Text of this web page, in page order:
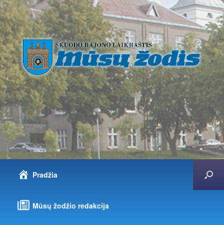
Pradžia
Mūsų žodžio redakcija